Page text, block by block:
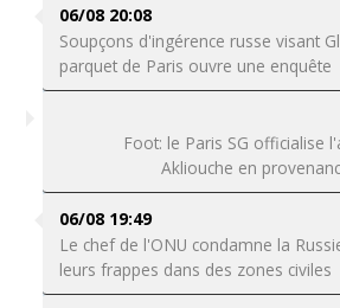
06/08 20:08
Soupçons d'ingérence russe visant
parquet de Paris ouvre une enquête
Foot: le Paris SG officialise
Akliouche en
06/08 19:49
Le chef de l'ONU condamne la
leurs frappes dans des zones civiles